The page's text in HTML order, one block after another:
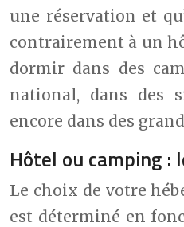
une réservation et
contrairement à un
dormir dans des
national, dans des
encore dans des
Hôtel ou camping :
Le choix de votre
est déterminé en